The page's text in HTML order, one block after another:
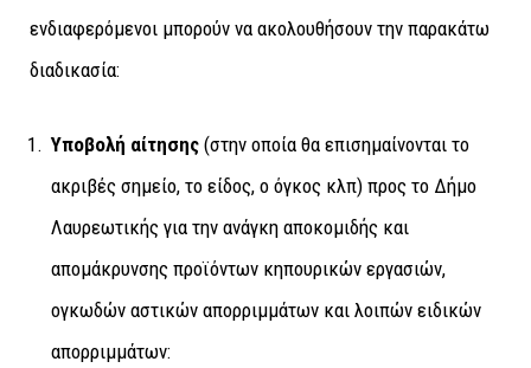
ενδιαφερόμενοι μπορούν να ακολουθήσουν την παρακάτω
διαδικασία:
Υποβολή αίτησης (στην οποία θα επισημαίνονται το
ακριβές σημείο, το είδος, ο όγκος κλπ) προς το Δήμο
Λαυρεωτικής για την ανάγκη αποκομιδής και
απομάκρυνσης προϊόντων κηπουρικών εργασιών,
ογκωδών αστικών απορριμμάτων και λοιπών ειδικών
απορριμμάτων: